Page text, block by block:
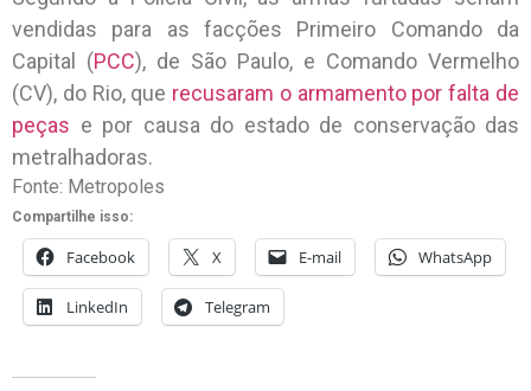
vendidas para as facções Primeiro Comando da
Capital (PCC), de São Paulo, e Comando Vermelho
(CV), do Rio, que recusaram o armamento por falta de
peças e por causa do estado de conservação das
metralhadoras.
Fonte: Metropoles
Compartilhe isso:
Facebook X E-mail WhatsApp
LinkedIn Telegram